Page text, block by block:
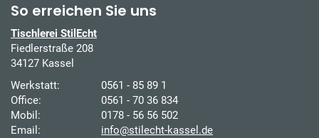
So erreichen Sie uns
Tischlerei StilEcht
Fiedlerstraße 208
34127 Kassel
Werkstatt:
0561 - 85 89 1
Office:
0561 - 70 36 834
Mobil:
0178 - 56 56 502
Email:
info@stilecht-kassel.de